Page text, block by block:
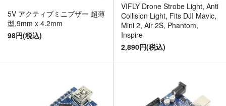
5V アクティブミニブザー 超薄
型,9mm x 4.2mm
98円(税込)
VIFLY Drone Strobe Light, Anti
Collision Light, Fits DJI Mavic,
Mini 2, Air 2S, Phantom,
Inspire
2,890円(税込)